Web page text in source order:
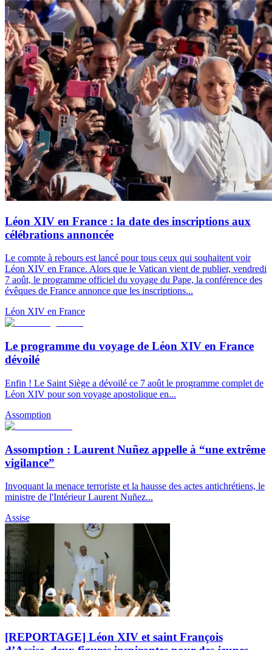
Léon XIV en France : la date des inscriptions aux
célébrations annoncée
Le compte à rebours est lancé pour tous ceux qui souhaitent voir
Léon XIV en France. Alors que le Vatican vient de publier, vendredi
7 août, le programme officiel du voyage du Pape, la conférence des
évêques de France annonce que les inscriptions...
Léon XIV en France
Le programme du voyage de Léon XIV en France
dévoilé
Enfin ! Le Saint Siège a dévoilé ce 7 août le programme complet de
Léon XIV pour son voyage apostolique en...
Assomption
Assomption : Laurent Nuñez appelle à “une extrême
vigilance”
Invoquant la menace terroriste et la hausse des actes antichrétiens, le
ministre de l'Intérieur Laurent Nuñez...
Assise
[REPORTAGE] Léon XIV et saint François